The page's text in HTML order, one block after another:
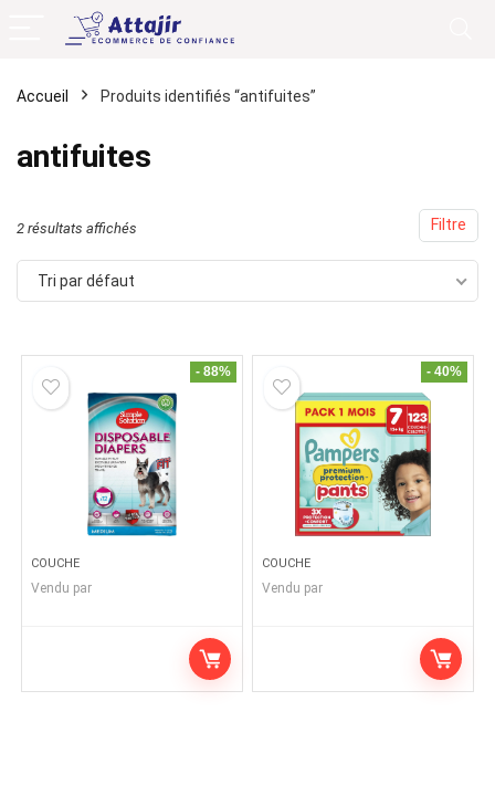
Accueil Produits identifiés “antifuites”
antifuites
Filtre
2 résultats affichés
Tri par défaut
- 88%
COUCHE
Vendu par
- 40%
COUCHE
Vendu par